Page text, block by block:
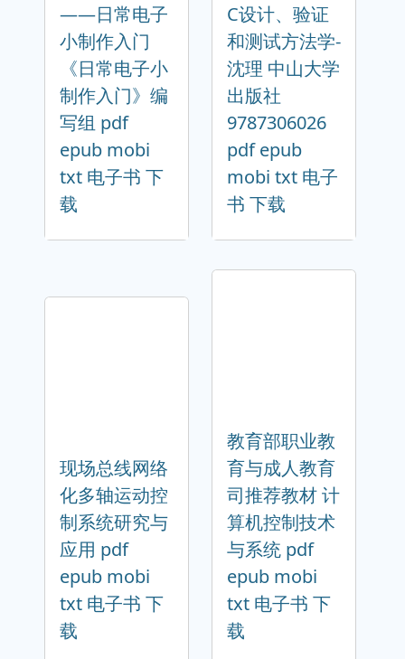
——日常电子
小制作入门
《日常电子小
制作入门》编
写组 pdf
epub mobi
txt 电子书 下
载
C设计、验证
和测试方法学-
沈理 中山大学
出版社
9787306026
pdf epub
mobi txt 电子
书 下载
现场总线网络
化多轴运动控
制系统研究与
应用 pdf
epub mobi
txt 电子书 下
载
教育部职业教
育与成人教育
司推荐教材 计
算机控制技术
与系统 pdf
epub mobi
txt 电子书 下
载